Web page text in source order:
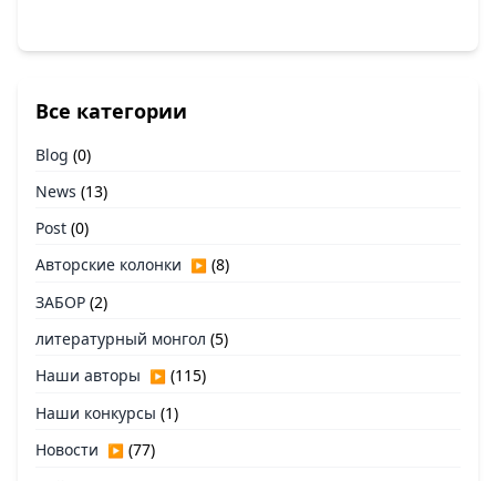
Все категории
Blog (0)
News (13)
Post (0)
Авторские колонки ▶ (8)
ЗАБОР (2)
литературный монгол (5)
Наши авторы ▶ (115)
Наши конкурсы (1)
Новости ▶ (77)